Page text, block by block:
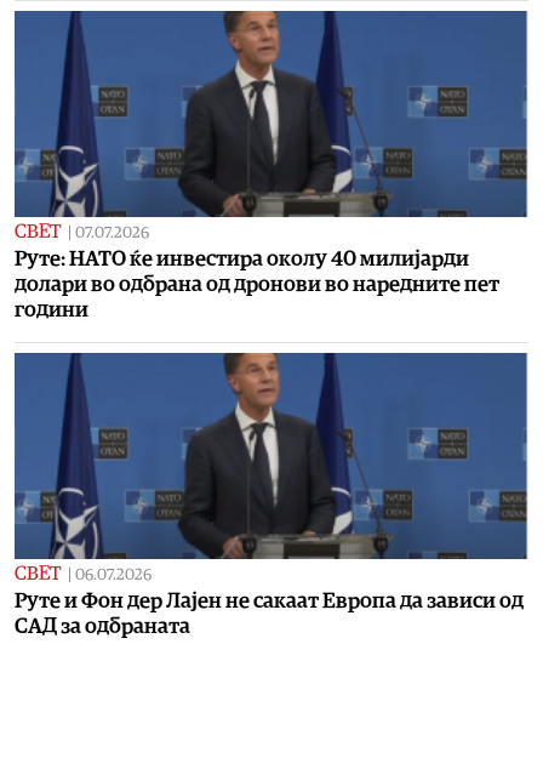
СВЕТ | 07.07.2026
Руте: НАТО ќе инвестира околу 40 милијарди
долари во одбрана од дронови во наредните пет
години
СВЕТ | 06.07.2026
Руте и Фон дер Лајен не сакаат Европа да зависи од
САД за одбраната